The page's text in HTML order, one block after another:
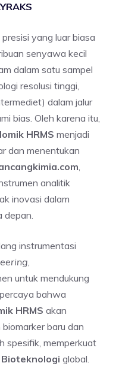
yang luar biasa
senyawa kecil
dalam satu sampel
resolusi tinggi,
dalam jalur
bias. Oleh karena itu,
HRMS menjadi
dan menentukan
,
analitik
inovasi dalam
depan.
instrumentasi
,
untuk mendukung
bahwa
HRMS akan
baru dan
spesifik, memperkuat
Bioteknologi global.